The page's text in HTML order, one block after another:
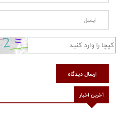
ارسال دیدگاه
آخرین اخبار